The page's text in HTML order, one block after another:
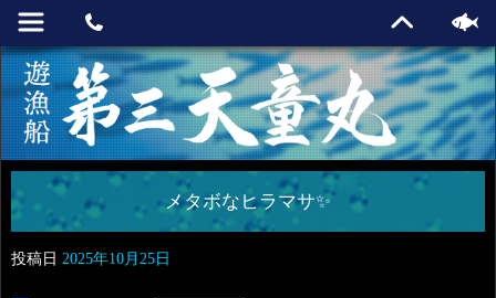
メタボなヒラマサ✨
投稿日 2025年10月25日